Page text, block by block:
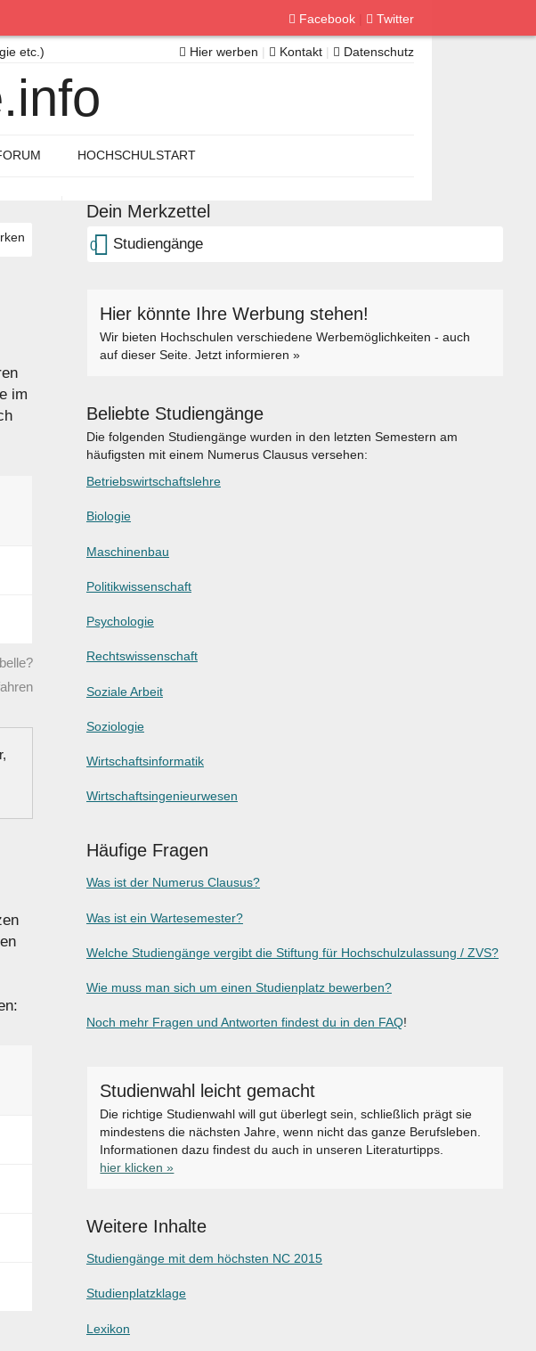
im
Dein Merkzettel
0 Studiengänge
Hier könnte Ihre Werbung stehen!
Wir bieten Hochschulen verschiedene Werbemöglichkeiten - auch
auf dieser Seite. Jetzt informieren »
Beliebte Studiengänge
Die folgenden Studiengänge wurden in den letzten Semestern am
häufigsten mit einem Numerus Clausus versehen:
Betriebswirtschaftslehre
Biologie
Maschinenbau
Politikwissenschaft
Psychologie
Rechtswissenschaft
Soziale Arbeit
Soziologie
Wirtschaftsinformatik
Wirtschaftsingenieurwesen
Häufige Fragen
Was ist der Numerus Clausus?
Was ist ein Wartesemester?
Welche Studiengänge vergibt die Stiftung für Hochschulzulassung / ZVS?
Wie muss man sich um einen Studienplatz bewerben?
Noch mehr Fragen und Antworten findest du in den FAQ!
Studienwahl leicht gemacht
Die richtige Studienwahl will gut überlegt sein, schließlich prägt sie
mindestens die nächsten Jahre, wenn nicht das ganze Berufsleben.
Informationen dazu findest du auch in unseren Literaturtipps.
hier klicken »
Weitere Inhalte
Studiengänge mit dem höchsten NC 2015
Studienplatzklage
Lexikon
Facebook Twitter
etc.) Hier werben | Kontakt | Datenschutz
HOCHSCHULSTART